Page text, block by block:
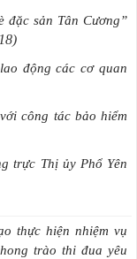
đặc sản Tân Cương”
động các cơ quan
công tác bảo hiểm
trực Thị ủy Phổ Yên
thực hiện nhiệm vụ
trào thi đua yêu